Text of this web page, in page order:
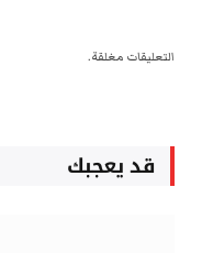
التعليقات مغلقة.
قد يعجبك